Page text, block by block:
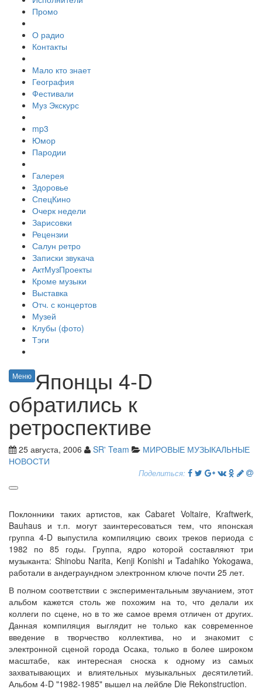
Промо
О радио
Контакты
Мало кто знает
География
Фестивали
Муз Экскурс
mp3
Юмор
Пародии
Галерея
Здоровье
СпецКино
Очерк недели
Зарисовки
Рецензии
Салун ретро
Записки звукача
АктМузПроекты
Кроме музыки
Выставка
Отч. с концертов
Музей
Клубы (фото)
Тэги
Меню Японцы 4-D
обратились к
ретроспективе
25 августа, 2006 SR' Team
МИРОВЫЕ МУЗЫКАЛЬНЫЕ
НОВОСТИ
Поделиться:
Поклонники таких артистов, как Cabaret Voltaire, Kraftwerk,
Bauhaus и т.п. могут заинтересоваться тем, что японская
группа 4-D выпустила компиляцию своих треков периода с
1982 по 85 годы. Группа, ядро которой составляют три
музыканта: Shinobu Narita, Kenji Konishi и Tadahiko Yokogawa,
работали в андеграундном электронном ключе почти 25 лет.
В полном соответствии с экспериментальным звучанием, этот
альбом кажется столь же похожим на то, что делали их
коллеги по сцене, но в то же самое время отличен от других.
Данная компиляция выглядит не только как современное
введение в творчество коллектива, но и знакомит с
электронной сценой города Осака, только в более широком
масштабе, как интересная сноска к одному из самых
захватывающих и влиятельных музыкальных десятилетий.
Альбом 4-D "1982-1985" вышел на лейбле Die Rekonstruction.